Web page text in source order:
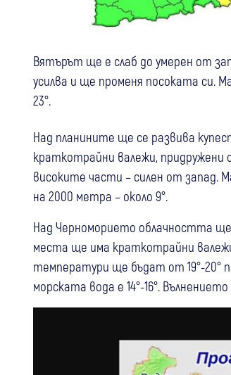
Вятърът ще е слаб до умерен от
усилва и ще променя посоката си.
23°.
Над планините ще се развива
краткотрайни валежи, придружени
високите части – силен от запад.
на 2000 метра – около 9°.
Над Черноморието облачността
места ще има краткотрайни
температури ще бъдат от 19°-20°
морската вода е 14°-16°.